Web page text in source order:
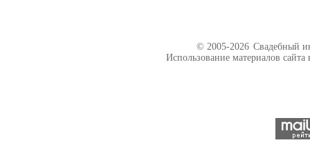
© 2005-2026 Свадебный
Использование материалов